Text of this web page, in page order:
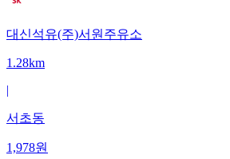
대신석유(주)서원주유소
1.28km
|
서초동
1,978원